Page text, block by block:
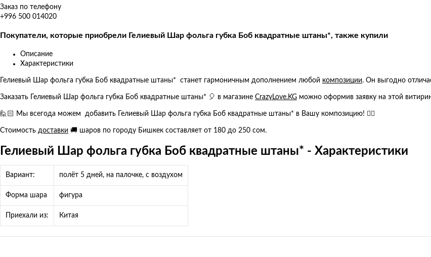
Заказ по телефону
+996 500 014020
Покупатели, которые приобрели Гелиевый Шар фольга губка Боб квадратные штаны*, также купили
Описание
Характеристики
Гелиевый Шар фольга губка Боб квадратные штаны* станет гармоничным дополнением любой композиции. Он выгодно
Заказать Гелиевый Шар фольга губка Боб квадратные штаны* 🎈 в магазине CrazyLove.KG можно оформив заявку на этой
🙋🏻 Мы всегода можем добавить Гелиевый Шар фольга губка Боб квадратные штаны* в Вашу композицию! 👍🏻
Стоимость доставки 🚚 шаров по городу Бишкек составляет от 180 до 250 сом.
Гелиевый Шар фольга губка Боб квадратные штаны* - Характеристики
Вариант: полёт 5 дней, на палочке, с воздухом
Форма шара фигура
Приехали из: Китая